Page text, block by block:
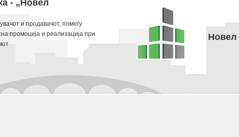
- „Новел
и продавачот, помеѓу
промоција и реализација при
Новел